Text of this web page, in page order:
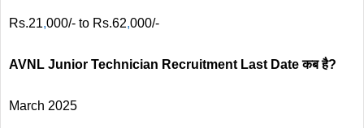
Rs.21,000/- to Rs.62,000/-
AVNL Junior Technician Recruitment Last Date कब है?
March 2025